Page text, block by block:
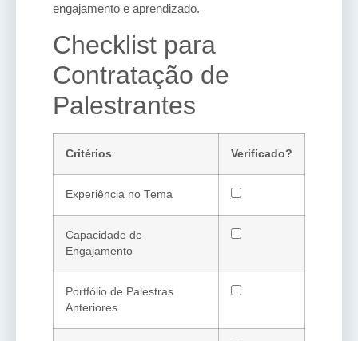
engajamento e aprendizado.
Checklist para
Contratação de
Palestrantes
Critérios Verificado?
Experiência no Tema
Capacidade de
Engajamento
Portfólio de Palestras
Anteriores